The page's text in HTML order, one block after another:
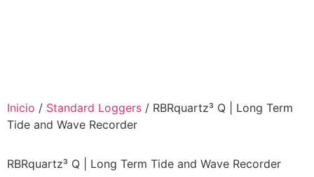
Inicio / Standard Loggers / RBRquartz³ Q | Long Term
Tide and Wave Recorder
RBRquartz³ Q | Long Term Tide and Wave Recorder